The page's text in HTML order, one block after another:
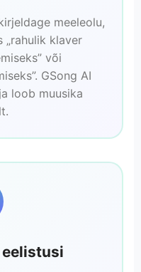
meeleolu,
„rahulik klaver
või
GSong AI
loob muusika
eelistusi